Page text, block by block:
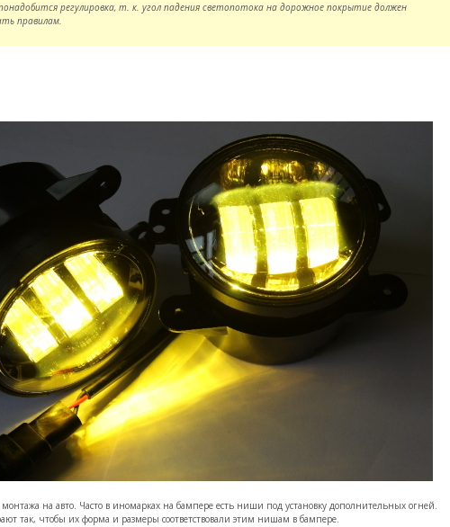
регулировка, т. к. угол падения светопотока на дорожное покрытие должен
правилам.
на авто. Часто в иномарках на бампере есть ниши под установку дополнительных огней.
так, чтобы их форма и размеры соответствовали этим нишам в бампере.